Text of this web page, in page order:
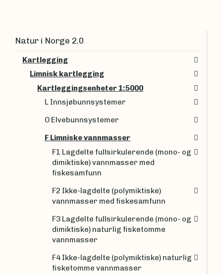
Natur i Norge 2.0
Kartlegging
Limnisk kartlegging
Kartleggingsenheter 1:5000
L Innsjøbunnsystemer
O Elvebunnsystemer
F Limniske vannmasser
F1 Lagdelte fullsirkulerende (mono- og
dimiktiske) vannmasser med
fiskesamfunn
F2 Ikke-lagdelte (polymiktiske)
vannmasser med fiskesamfunn
F3 Lagdelte fullsirkulerende (mono- og
dimiktiske) naturlig fisketomme
vannmasser
F4 Ikke-lagdelte (polymiktiske) naturlig
fisketomme vannmasser